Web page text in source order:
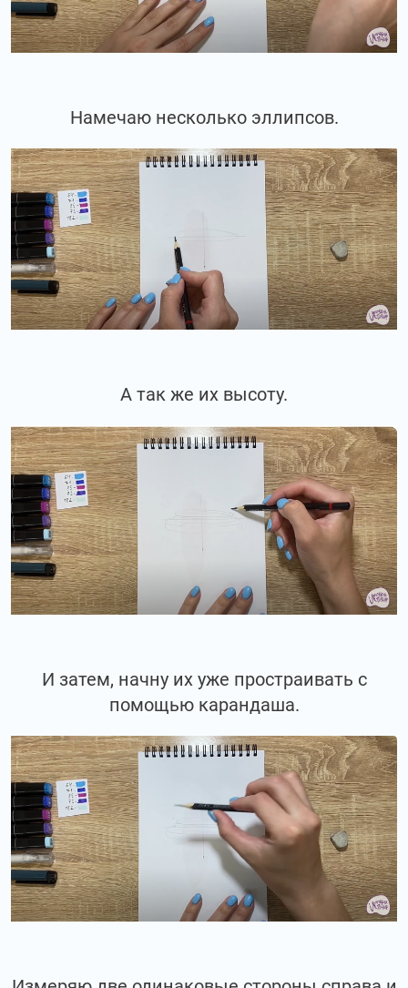
Намечаю несколько эллипсов.
А так же их высоту.
И затем, начну их уже простраивать с
помощью карандаша.